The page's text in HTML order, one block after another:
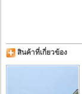
สินค้าที่เกี่ยวข้อง